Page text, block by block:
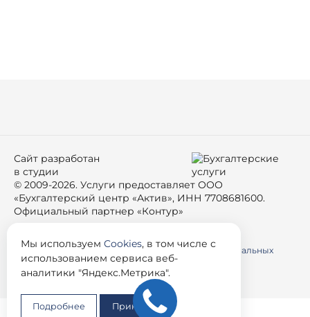
© 2009-2026. Услуги предоставляет ООО
«Бухгалтерский центр «Актив», ИНН 7708681600.
Официальный партнер «Контур»
Сайт разработан
в студии
Условия использования материалов сайта
Согласие пользователя сайта на обработку персональных
данных
Политика использования Cookie
Мы используем Cookies, в том числе с
использованием сервиса веб-
аналитики "Яндекс.Метрика".
Подробнее Принять